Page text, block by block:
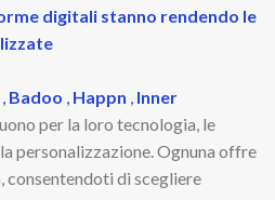
digitali stanno rendendo le
Badoo Happn Inner
per la loro tecnologia, le
personalizzazione. Ognuna offre
consentendoti di scegliere